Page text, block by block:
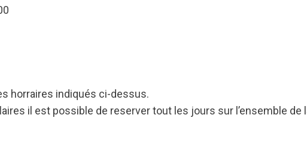
horraires indiqués ci-dessus.
il est possible de reserver tout les jours sur l’ensemble de